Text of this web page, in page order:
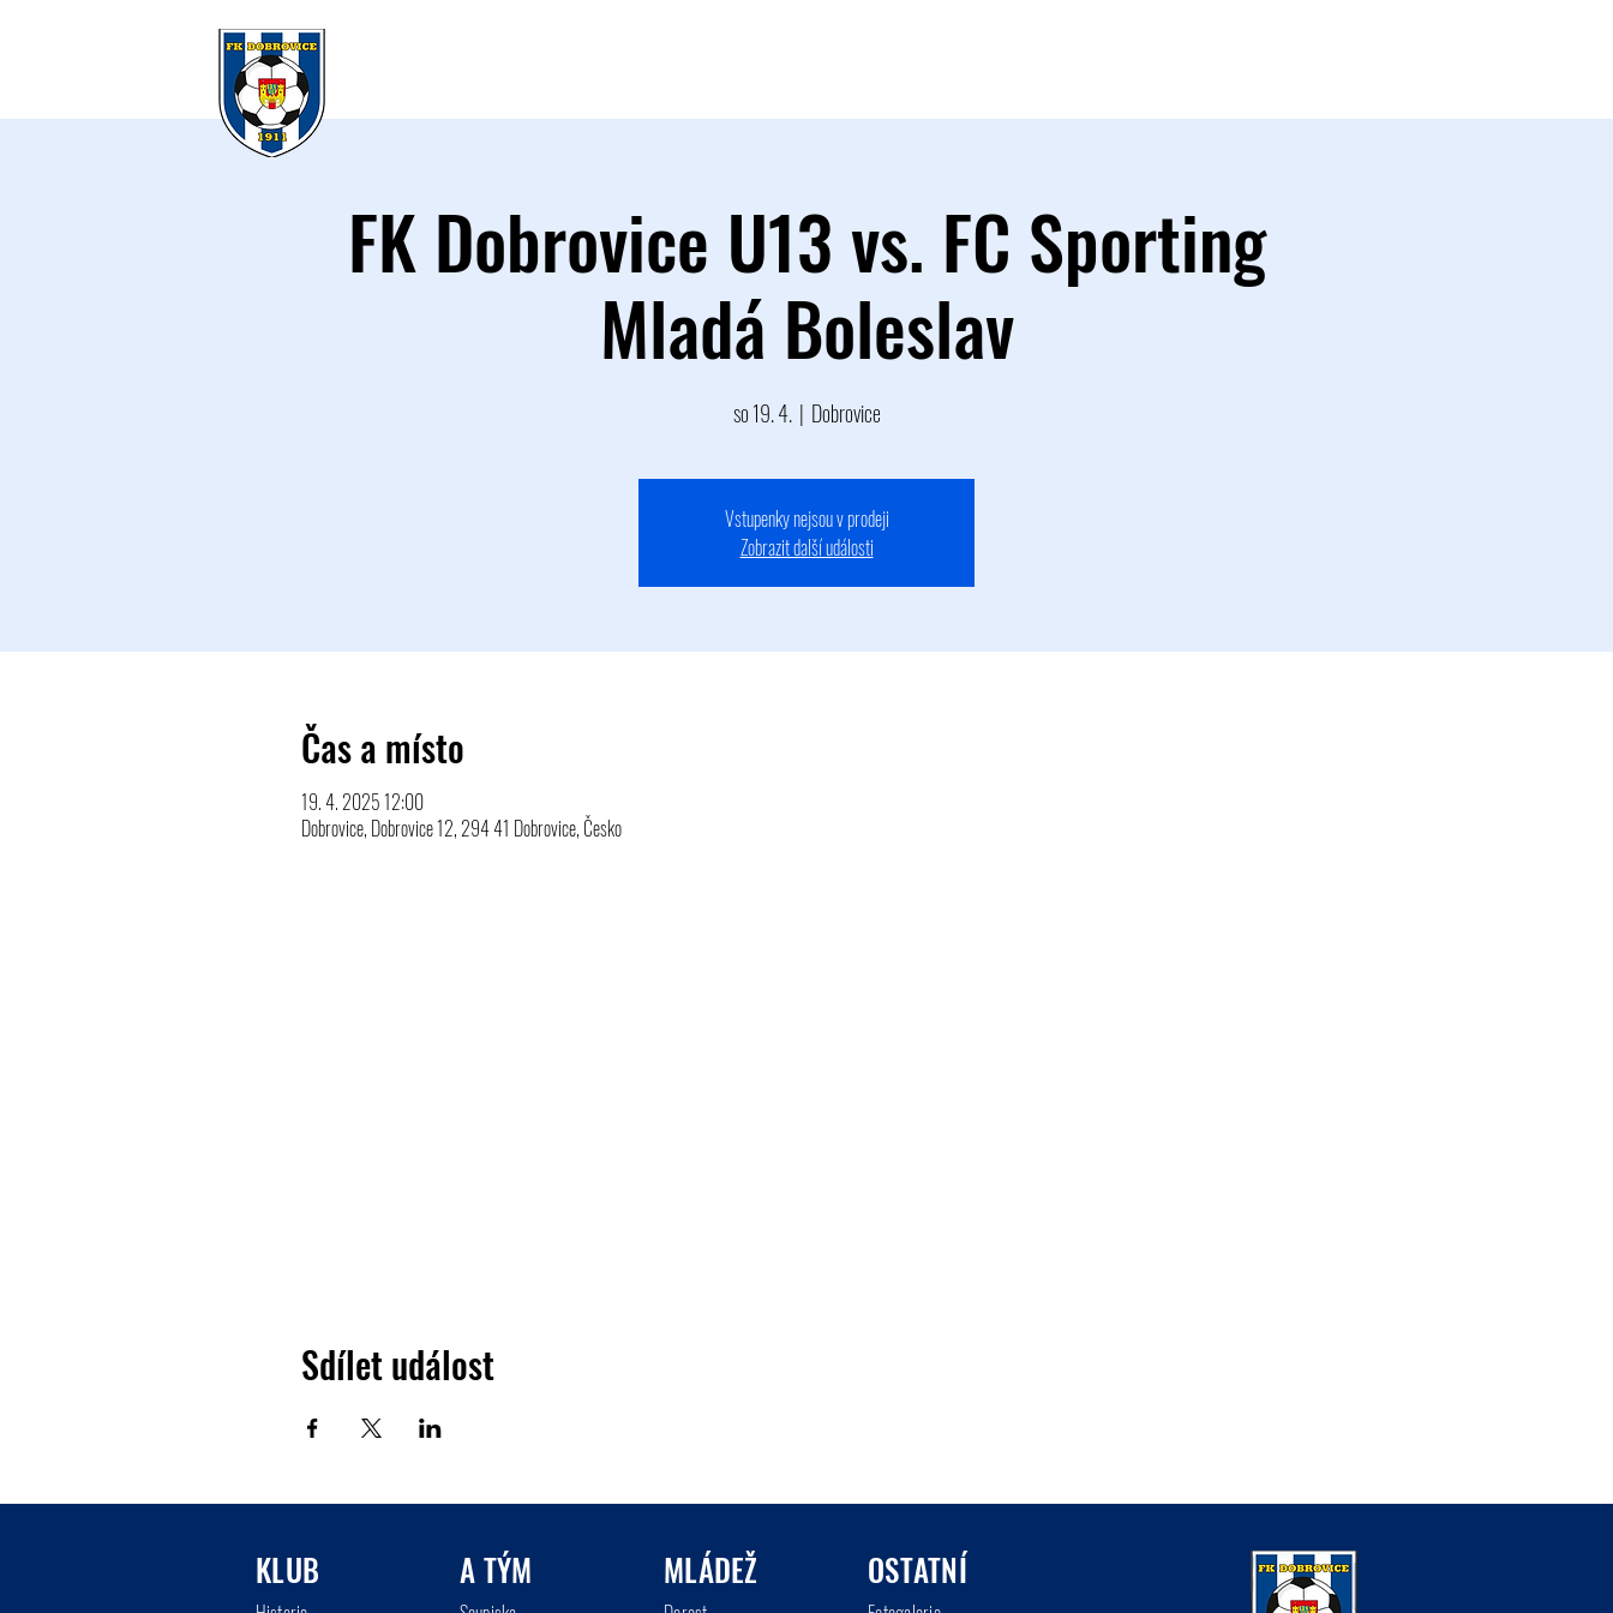
FK Dobrovice U13 vs. FC Sporting
Mladá Boleslav
so 19. 4.
  |
Dobrovice
Vstupenky nejsou v prodeji
Zobrazit další události
Čas a místo
19. 4. 2025 12:00
Dobrovice, Dobrovice 12, 294 41 Dobrovice, Česko
Sdílet událost
KLUB A TÝM MLÁDEŽ OSTATNÍ